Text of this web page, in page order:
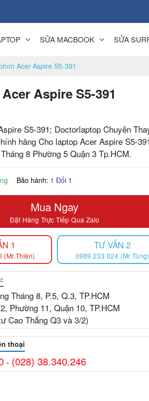
SỬA MACBOOK SỬA
Acer Aspire S5-391
Aspire S5-391
S5-391; Doctorlaptop Chuyên
hãng Cho laptop Acer Aspire S5-
8 Phường 5 Quận 3 Tp.HCM.
Bảo hành: 1 Đổi 1
Mua Ngay
Đặt Hàng Trực Tiếp Qua Zalo
1
(Mr.Thiện)
TƯ VẤN 2
0989.233.024 (Mr.Tùng)
Tháng 8, P.5, Q.3, TP.HCM
Phường 11, Quận 10, TP.HCM
Cao Thắng Q3 và 3/2)
thoại
- (028) 38.340.246